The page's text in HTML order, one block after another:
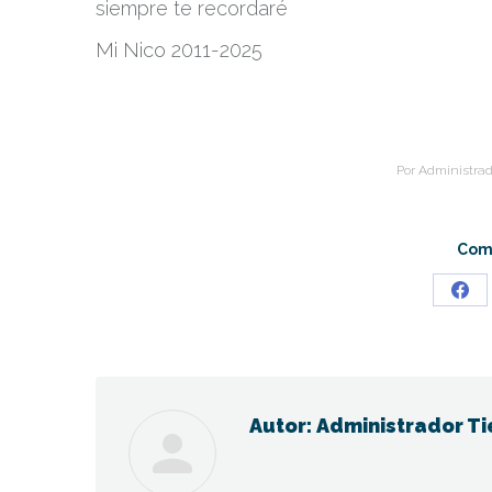
siempre te recordaré
Mi Nico 2011-2025
Por
Autor: Administrador